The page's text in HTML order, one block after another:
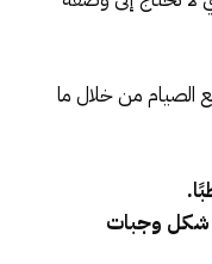
الصيام من خلال ما
شكل وجبات